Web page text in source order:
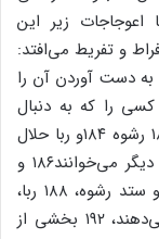
اعوجاجات زیر این
و تفریط می‌افتد:
از مال حرام اجتناب نمی‌کنند۱۸۱ که به دست آوردن آن را
۱۸۲ در مقابل کسی را که به دنبال
کسب حلال باشد ملامت و تمسخر می‌کنند، ۱۸۳ رشوه ۱۸۴و ربا حلال
و سهل شمرده می‌شود ۱۸۵و آن را به نام‌های دیگر می‌خوانند۱۸۶ و
مبنای تجارت تجار قرار می‌دهند.۱۸۷ برای داد و ستد رشوه، ۱۸۸ ربا،
۱۸۹ قمار، ۱۹۰ کم‌فروشی۱۹۱ و… با هم مسابقه می‌دهند، ۱۹۲ بخشی از